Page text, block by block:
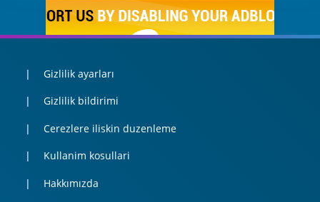
Gizlilik ayarları
Gizlilik bildirimi
Cerezlere iliskin duzenleme
Kullanim kosullari
Hakkımızda